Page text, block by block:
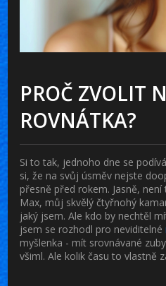
PROČ ZVOLIT
ROVNÁTKA?
Si to tak, jednoho dne se
si, že na svůj úsměv nejste
přesně před rokem. Jasně,
Max, můj skvělý čtyřnohý
jaký jsem. Ale kdo by nechtěl
jsem se rozhodl pro neviditelné
myšlenka - mít srovnávané
všiml. Ale kolik času to vlastně